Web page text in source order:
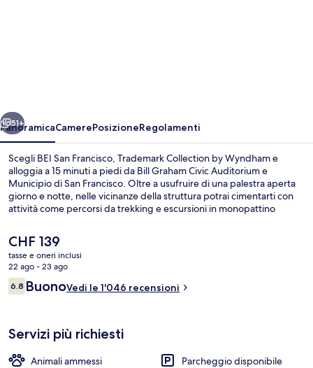
by
Wyndham
Avanti
51+
PanoramicaCamerePosizioneRegolamenti
Scegli BEI San Francisco, Trademark Collection by Wyndham e
alloggia a 15 minuti a piedi da Bill Graham Civic Auditorium e
Municipio di San Francisco. Oltre a usufruire di una palestra aperta
giorno e notte, nelle vicinanze della struttura potrai cimentarti con
attività come percorsi da trekking e escursioni in monopattino
Convention Center e Oracle Park si trovano a soli 5 minuti in auto. Il
personale gentile e il comfort generale sono caratteristiche
apprezzate dalle recensioni degli ospiti. La struttura è comoda per
usare i mezzi pubblici: Stazione metro di Market St & 8th St e
Stazione metro di Market St & Hyde St sono a breve distanza a
piedi.
Il
prezzo
attuale
è
CHF 139
CHF 139
tasse e oneri inclusi
22 ago - 23 ago
Recensioni
6.86.8 su 10
BuonoVedi le 1'046 recensioni
Servizi più richiesti
Animali ammessi
Parcheggio disponibile